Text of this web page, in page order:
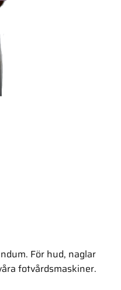
För hud, naglar
fotvårdsmaskiner.